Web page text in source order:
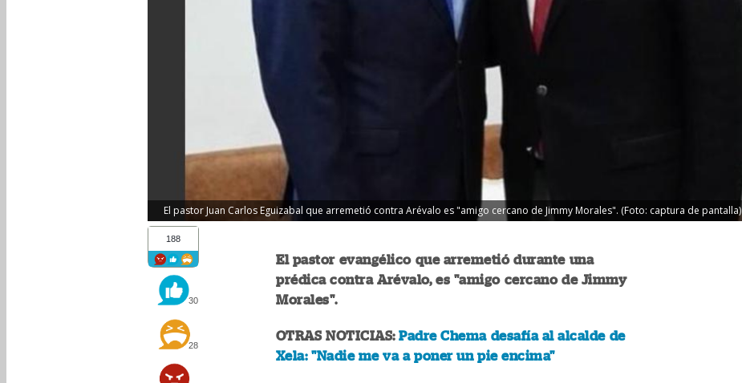
El pastor Juan Carlos Eguizabal que arremetió contra Arévalo es "amigo cercano de Jimmy Morales". (Foto: captura de pantalla)
188
30
28
El pastor evangélico que arremetió durante una
prédica contra Arévalo, es "amigo cercano de Jimmy
Morales".
OTRAS NOTICIAS:Padre Chema desafía al alcalde de
Xela: "Nadie me va a poner un pie encima"